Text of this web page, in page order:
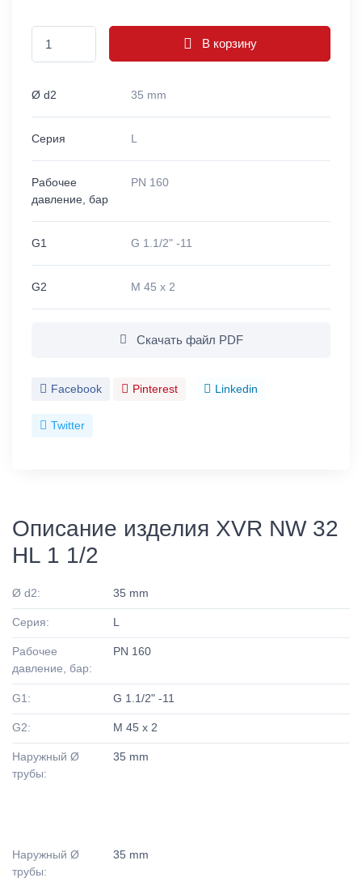
В корзину
Ø d2 35 mm
Серия L
Рабочее
давление, бар
PN 160
G1 G 1.1/2" -11
G2 M 45 x 2
Скачать файл PDF
Facebook Pinterest Linkedin
Twitter
Описание изделия XVR NW 32
HL 1 1/2
Ø d2: 35 mm
Серия: L
Рабочее
давление, бар:
PN 160
G1: G 1.1/2" -11
G2: M 45 x 2
Наружный Ø
трубы:
35 mm
Наружный Ø
трубы:
35 mm